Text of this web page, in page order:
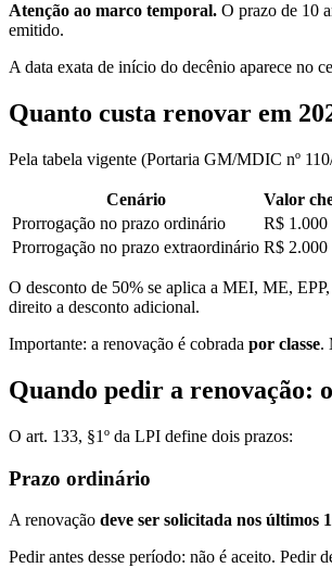
Atenção ao marco temporal. O prazo de 10
emitido.
A data exata de início do decênio aparece no
Quanto custa renovar em
Pela tabela vigente (Portaria GM/MDIC nº
Cenário Valor
Prorrogação no prazo ordinário
R$ 1.000
Prorrogação no prazo extraordinário R$ 2.000
O desconto de 50% se aplica a MEI, ME,
direito a desconto adicional.
Importante: a renovação é cobrada por classe.
Quando pedir a renovação:
O art. 133, §1º da LPI define dois prazos:
Prazo ordinário
A renovação deve ser solicitada nos últimos
Pedir antes desse período: não é aceito. Pedir